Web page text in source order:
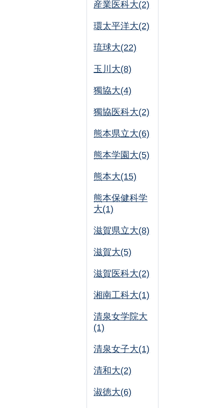
産業医科大(2)
環太平洋大(2)
琉球大(22)
玉川大(8)
獨協大(4)
獨協医科大(2)
熊本県立大(6)
熊本学園大(5)
熊本大(15)
熊本保健科学
大(1)
滋賀県立大(8)
滋賀大(5)
滋賀医科大(2)
湘南工科大(1)
清泉女学院大
(1)
清泉女子大(1)
清和大(2)
淑徳大(6)